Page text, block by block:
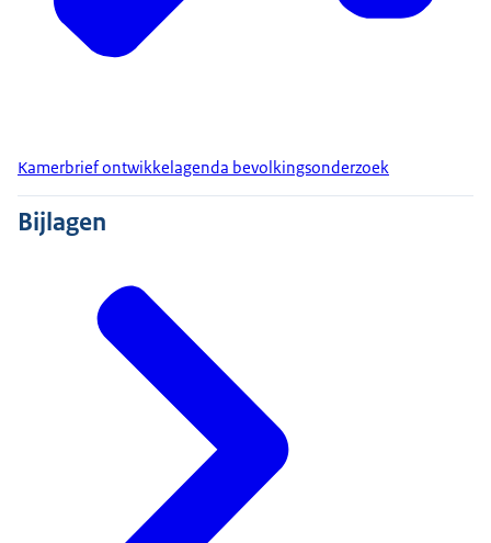
Kamerbrief ontwikkelagenda bevolkingsonderzoek
Bijlagen